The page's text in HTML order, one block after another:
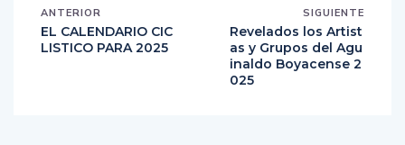
ANTERIOR
EL CALENDARIO CIC
LISTICO PARA 2025
SIGUIENTE
Revelados los Artist
as y Grupos del Agu
inaldo Boyacense 2
025